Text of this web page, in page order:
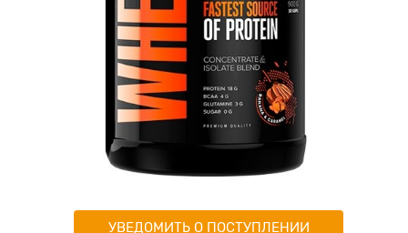
УВЕДОМИТЬ О ПОСТУПЛЕНИИ